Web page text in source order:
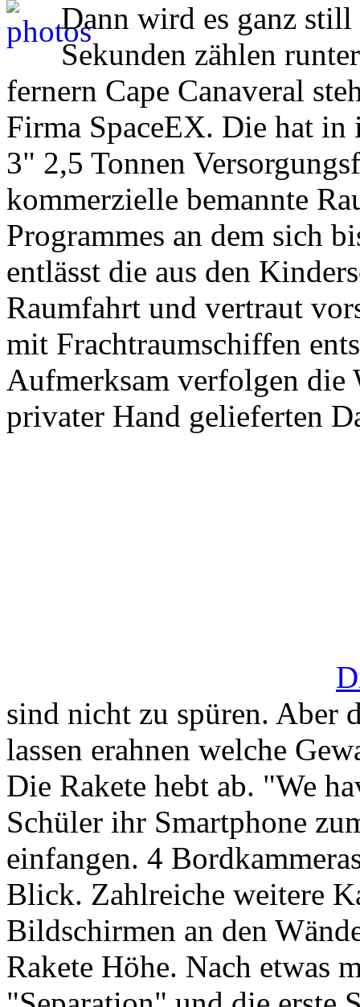
Dann wird es ganz
Sekunden zählen
fernern Cape Canaveral
Firma SpaceEX. Die hat
3" 2,5 Tonnen
kommerzielle bemannte
Programmes an dem sich
entlässt die aus den
Raumfahrt und vertraut
mit Frachtraumschiffen
Aufmerksam verfolgen die
privater Hand gelieferten
sind nicht zu spüren. Aber
lassen erahnen welche
Die Rakete hebt ab. "We
Schüler ihr Smartphone
einfangen. 4
Blick. Zahlreiche weitere
Bildschirmen an den
Rakete Höhe. Nach etwas